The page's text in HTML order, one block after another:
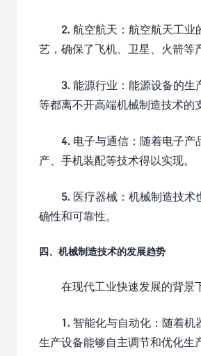
2. 航空航天：航空航天工
艺，确保了飞机、卫星、火箭等
3. 能源行业：能源设备的
等都离不开高端机械制造技术的
4. 电子与通信：随着电子
产、手机装配等技术得以实现。
5. 医疗器械：机械制造技
确性和可靠性。
四、机械制造技术的发展趋势
在现代工业快速发展的背景
1. 智能化与自动化：随着机
生产设备能够自主调节和优化生